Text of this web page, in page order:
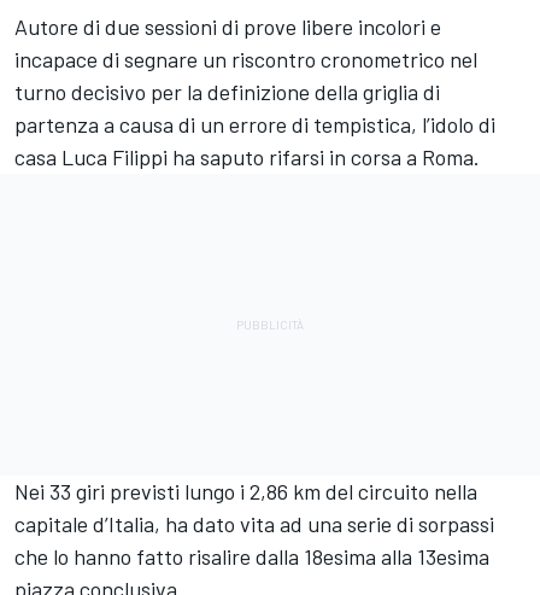
Autore di due sessioni di prove libere incolori e
incapace di segnare un riscontro cronometrico nel
turno decisivo per la definizione della griglia di
partenza a causa di un errore di tempistica, l’idolo di
casa Luca Filippi ha saputo rifarsi in corsa a Roma.
Nei 33 giri previsti lungo i 2,86 km del circuito nella
capitale d’Italia, ha dato vita ad una serie di sorpassi
che lo hanno fatto risalire dalla 18esima alla 13esima
piazza conclusiva.